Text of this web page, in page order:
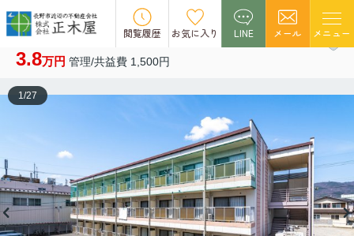
閲覧履歴 お気に入り LINE メール メニュー
NEW
ブラウンヒルズ1番館 206
3.8万円 管理/共益費 1,500円
1/27